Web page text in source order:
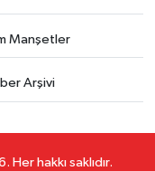
Manşetler
Arşivi
hakkı saklıdır.